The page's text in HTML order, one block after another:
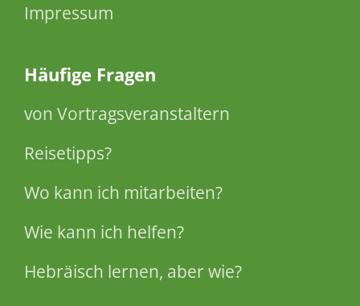
Impressum
Häufige Fragen
von Vortragsveranstaltern
Reisetipps?
Wo kann ich mitarbeiten?
Wie kann ich helfen?
Hebräisch lernen, aber wie?